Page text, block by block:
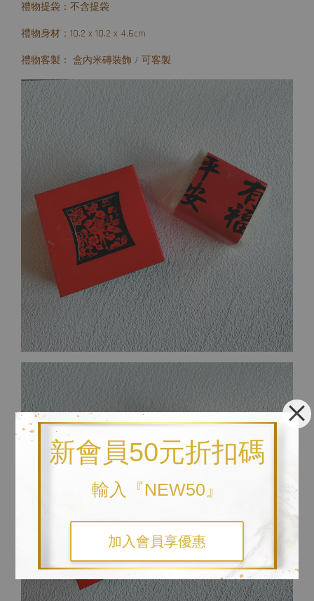
新會員50元折扣碼
輸入『NEW50』
加入會員享優惠
禮物提袋：不含提袋
禮物身材：10.2 x 10.2 x 4.6cm
禮物客製： 盒內米磚裝飾 / 可客製